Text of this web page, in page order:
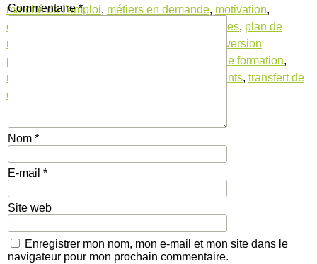
marché de l'emploi, métiers en demande, motivation,
objectifs professionnels
perspectives, plan de
reconversion
reconversion
professionnelle
reconversion professionnelle formation,
réseau professionnel
talents, transfert de
compétences
Commentaire*
Nom *
E-mail *
Site web
Enregistrer mon nom, mon e-mail et mon site dans le
navigateur pour mon prochain commentaire.